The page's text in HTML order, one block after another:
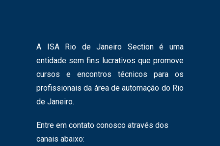
A ISA Rio de Janeiro Section é uma
entidade sem fins lucrativos que promove
cursos e encontros técnicos para os
profissionais da área de automação do Rio
de Janeiro.
Entre em contato conosco através dos
canais abaixo: